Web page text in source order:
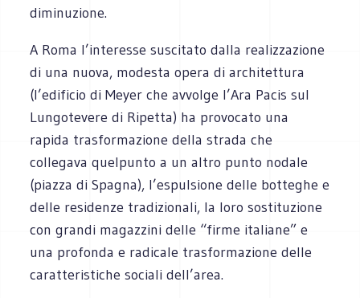
diminuzione.
A Roma l’interesse suscitato dalla realizzazione
di una nuova, modesta opera di architettura
(l’edificio di Meyer che avvolge l’Ara Pacis sul
Lungotevere di Ripetta) ha provocato una
rapida trasformazione della strada che
collegava quelpunto a un altro punto nodale
(piazza di Spagna), l’espulsione delle botteghe e
delle residenze tradizionali, la loro sostituzione
con grandi magazzini delle “firme italiane” e
una profonda e radicale trasformazione delle
caratteristiche sociali dell’area.